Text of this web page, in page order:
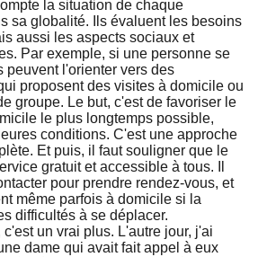
la situation de chaque
sa globalité. Ils évaluent les besoins
aussi les aspects sociaux et
Par exemple, si une personne se
peuvent l'orienter vers des
proposent des visites à domicile ou
groupe. Le but, c'est de favoriser le
le plus longtemps possible,
conditions. C'est une approche
Et puis, il faut souligner que le
gratuit et accessible à tous. Il
pour prendre rendez-vous, et
même parfois à domicile si la
difficultés à se déplacer.
c'est un vrai plus. L'autre jour, j'ai
dame qui avait fait appel à eux